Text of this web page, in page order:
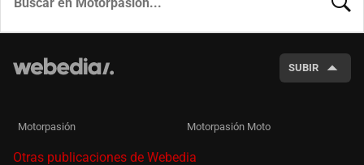
SUBIR
Motorpasión Motorpasión Moto
Otras publicaciones de Webedia